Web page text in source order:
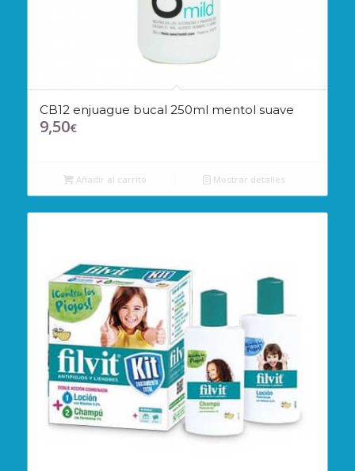
CB12 enjuague bucal 250ml mentol suave
9,50€
Añadir al carrito Mostrar detalles